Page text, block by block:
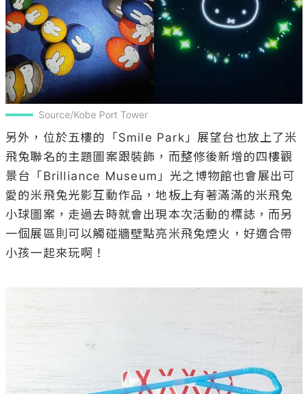
Source/Kobe Port Tower
另外，位於五樓的「Smile Park」展望台也放上了米
飛兔聯名的主題圖案跟裝飾，而整修後新增的四樓觀
景台「Brilliance Museum」光之博物館也會展出可
愛的米飛兔光影互動作品，地板上有著滿滿的米飛兔
小球圖案，走過去時就會出現本次活動的標誌，而另
一個展區則可以觸碰牆壁點亮米飛兔煙火，好適合帶
小孩一起來玩啊！